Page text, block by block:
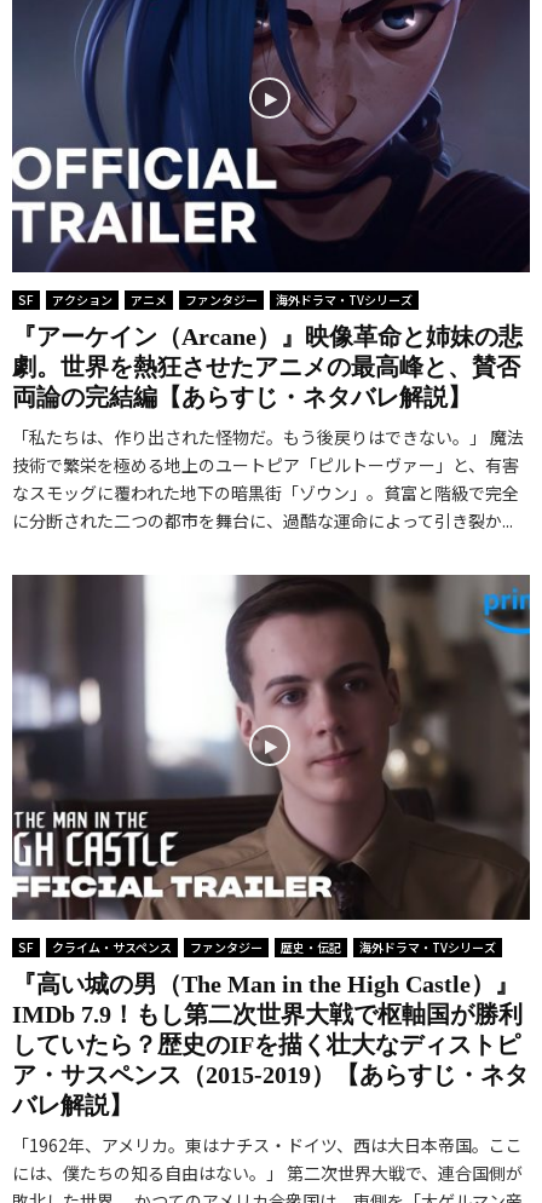
SF アクション アニメ ファンタジー 海外ドラマ・TVシリーズ
『アーケイン（Arcane）』映像革命と姉妹の悲
劇。世界を熱狂させたアニメの最高峰と、賛否
両論の完結編【あらすじ・ネタバレ解説】
「私たちは、作り出された怪物だ。もう後戻りはできない。」 魔法
技術で繁栄を極める地上のユートピア「ピルトーヴァー」と、有害
なスモッグに覆われた地下の暗黒街「ゾウン」。貧富と階級で完全
に分断された二つの都市を舞台に、過酷な運命によって引き裂か...
SF クライム・サスペンス ファンタジー 歴史・伝記 海外ドラマ・TVシリーズ
『高い城の男（The Man in the High Castle）』
IMDb 7.9！もし第二次世界大戦で枢軸国が勝利
していたら？歴史のIFを描く壮大なディストピ
ア・サスペンス（2015-2019）【あらすじ・ネタ
バレ解説】
「1962年、アメリカ。東はナチス・ドイツ、西は大日本帝国。ここ
には、僕たちの知る自由はない。」 第二次世界大戦で、連合国側が